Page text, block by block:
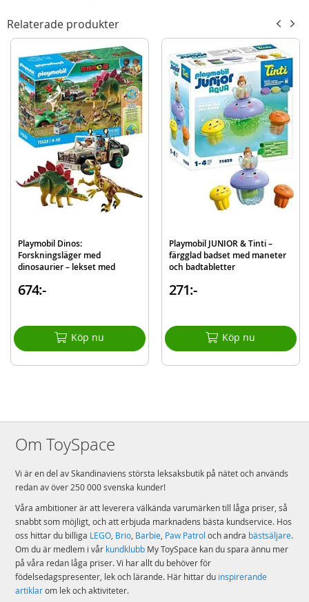
Detaljer:
Mått: 27 x 11 x 6,5 cm (LxBxH)
Ålder: från 4 år
Playmobil inspirerar barn till att skapa sina egna äventyr, och låter fantasin
få spira fritt. Kärnan till PLAYMOBIL är figurerna. De är 7,5 cm höga, har
rörliga lämmar, händer med grepfunktion som kan hålla fast olika passande
tillbehör, och ett runt roterande huvud med ett glatt ansikte. Lekseten är
underhållande, stimulerar öga-hand-koordination, och bidrar till
vidareutveckling av rumskänsla och sociala färdigheter
information
Modell
4008789707444
Relaterade produkter
Playmobil Dinos:
Forskningsläger med
dinosaurier – lekset med
674:-
Köp nu
Playmobil JUNIOR & Tinti –
färgglad badset med maneter
och badtabletter
271:-
Köp nu
Om ToySpace
Vi är en del av Skandinaviens största leksaksbutik på nätet och används
redan av över 250 000 svenska kunder!
Våra ambitioner är att leverera välkända varumärken till låga priser, så
snabbt som möjligt, och att erbjuda marknadens bästa kundservice. Hos
oss hittar du billiga LEGO Brio Barbie Paw Patrol och andra bästsäljare.
Om du är medlem i vår kundklubb My ToySpace kan du spara ännu mer
på våra redan låga priser. Vi har allt du behöver för
födelsedagspresenter, lek och lärande. Här hittar du inspirerande
artiklarom lek och aktiviteter.